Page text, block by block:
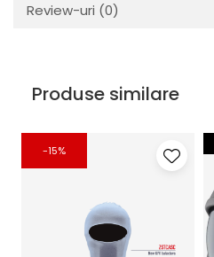
Review-uri (0)
Produse similare
-15%